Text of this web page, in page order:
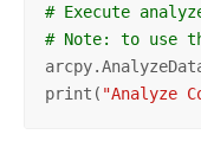
# Execute
# Note: to use
print( "Analyze